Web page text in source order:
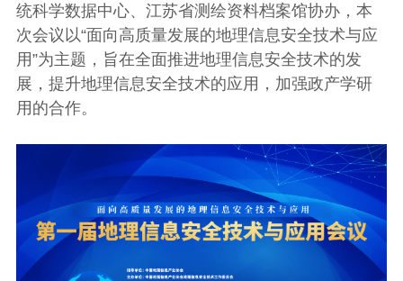
统科学数据中心、江苏省测绘资料档案馆协办，本
次会议以“面向高质量发展的地理信息安全技术与应
用”为主题，旨在全面推进地理信息安全技术的发
展，提升地理信息安全技术的应用，加强政产学研
用的合作。